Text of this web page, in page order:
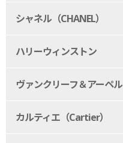
シャネル（CHANEL）
ハリーウィンストン
ヴァンクリーフ＆アーペル
カルティエ（Cartier）